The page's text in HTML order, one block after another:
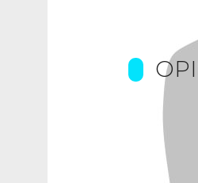
Obiekt